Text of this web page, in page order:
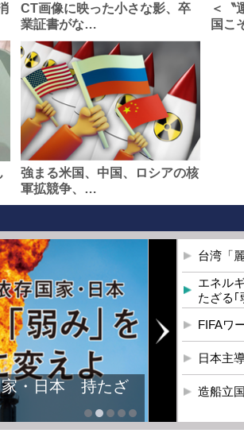
CT画像に映った小さな影、卒
業証書がな…
＜〝
国こ
強まる米国、中国、ロシアの核
軍拡競争、…
家・日本 持たざ
台湾「
エネル
たざる
FIFAワ
日本主
造船立